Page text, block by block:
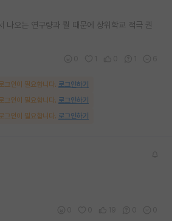
나오는 연구량과 퀄 때문에 상위학교 적극 권
그인이 필요합니다. 로그인하기
그인이 필요합니다. 로그인하기
그인이 필요합니다. 로그인하기